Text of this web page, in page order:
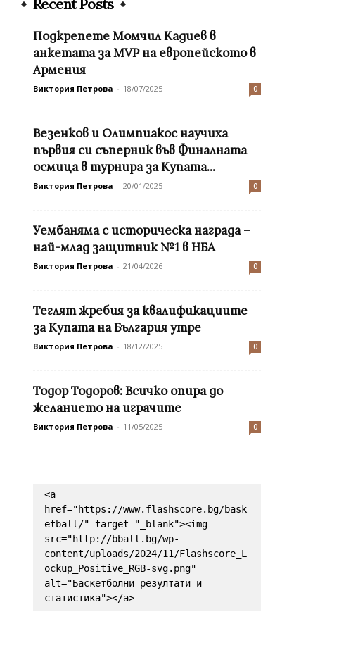
Recent Posts
Подкрепете Момчил Кадиев в
анкетата за MVP на европейското в
Армения
Виктория Петрова - 18/07/2025 0
Везенков и Олимпиакос научиха
първия си съперник във Финалната
осмица в турнира за Купата...
Виктория Петрова - 20/01/2025 0
Уембаняма с историческа награда –
най-млад защитник №1 в НБА
Виктория Петрова - 21/04/2026 0
Теглят жребия за квалификациите
за Купата на България утре
Виктория Петрова - 18/12/2025 0
Тодор Тодоров: Всичко опира до
желанието на играчите
Виктория Петрова - 11/05/2025 0
<a
href="https://www.flashscore.bg/bask
etball/" target="_blank"><img
src="http://bball.bg/wp-
content/uploads/2024/11/Flashscore_L
ockup_Positive_RGB-svg.png"
alt="Баскетболни резултати и
статистика"></a>